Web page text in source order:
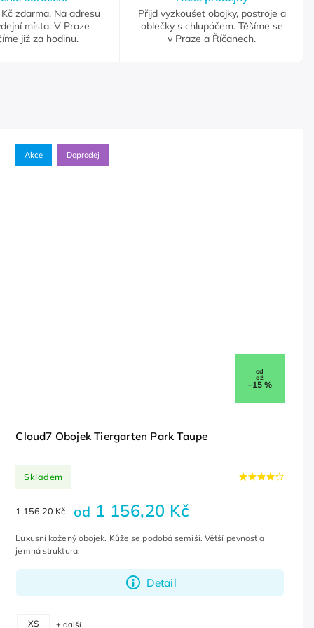
zdarma. Na adresu
místa. V Praze
již za hodinu.
Přijď vyzkoušet obojky, postroje a
oblečky s chlupáčem. Těšíme se
v Praze a Říčanech.
Akce Doprodej
od
až
–15 %
Cloud7 Obojek Tiergarten Park Taupe
Skladem
1 156,20 Kč od 1 156,20 Kč
Detail
Luxusní kožený obojek. Kůže se podobá semiši. Větší pevnost a
jemná struktura.
XS + další